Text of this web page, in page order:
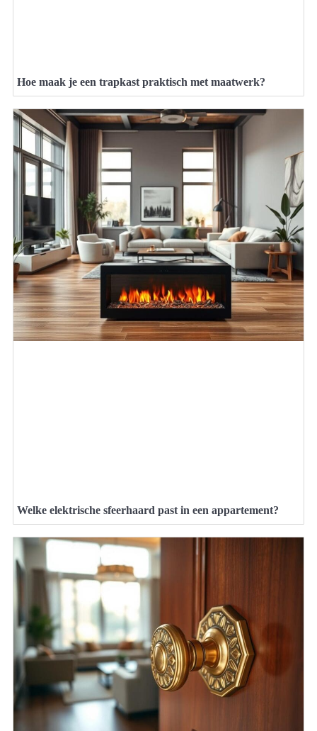
Hoe maak je een trapkast praktisch met maatwerk?
Welke elektrische sfeerhaard past in een appartement?